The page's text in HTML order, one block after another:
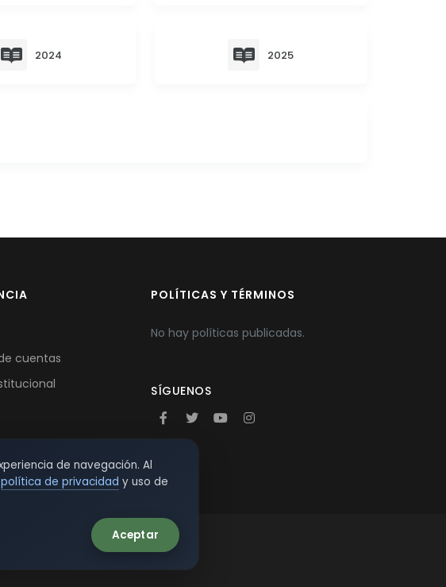
2024 2025
cuentas
POLÍTICAS Y TÉRMINOS
No hay políticas publicadas.
SÍGUENOS
de navegación. Al
política de privacidad y uso de
Aceptar